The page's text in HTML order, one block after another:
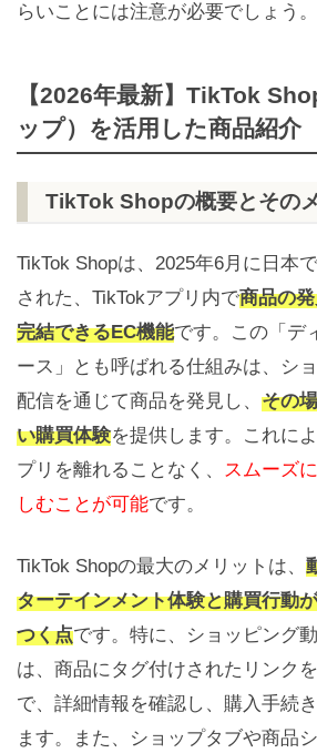
らいことには注意が必要でしょう。
【2026年最新】TikTok
ップ）を活用した商品紹介
TikTok Shopの概要とその
TikTok Shopは、2025年6月に日本
された、TikTokアプリ内で商品の
完結できるEC機能です。この「デ
ース」とも呼ばれる仕組みは、シ
配信を通じて商品を発見し、 その
い購買体験を提供します。これに
プリを離れることなく、 スムーズ
しむことが可能です。
TikTok Shopの最大のメリットは、
ターテインメント体験と購買行動
つく点です。特に、ショッピング
は、商品にタグ付けされたリンク
で、詳細情報を確認し、購入手続
ます。また、ショップタブや商品